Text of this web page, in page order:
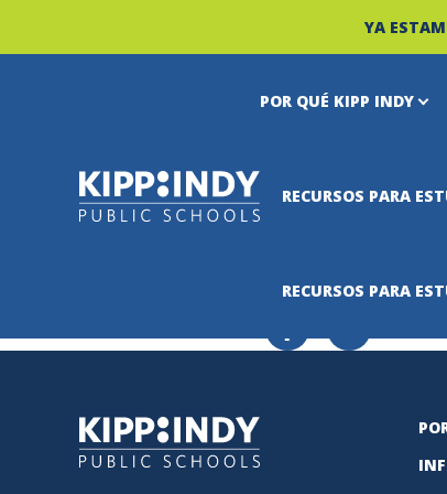
YA
POR QUÉ KIPP INDY
RECURSOS PARA
RECURSOS PARA
ANDY
agosto 18, 2021